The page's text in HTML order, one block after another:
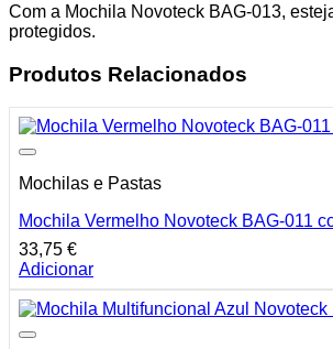
Com a Mochila Novoteck BAG-013,
protegidos.
Produtos Relacionados
Mochilas e Pastas
Mochila Vermelho Novoteck BAG-011
33,75 €
Adicionar